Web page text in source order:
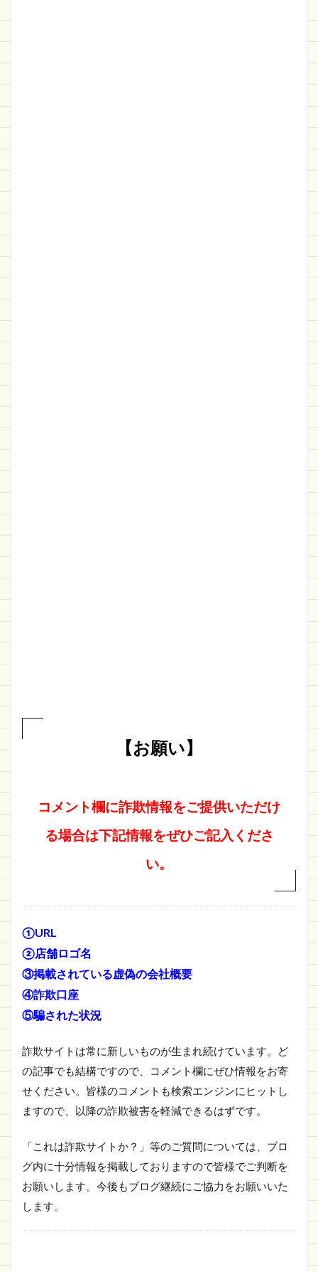
【お願い】
コメント欄に詐欺情報をご提供いただけ
る場合は下記情報をぜひご記入くださ
い。
①URL
②店舗ロゴ名
③掲載されている虚偽の会社概要
④詐欺口座
⑤騙された状況
詐欺サイトは常に新しいものが生まれ続けています。ど
の記事でも結構ですので、コメント欄にぜひ情報をお寄
せください。皆様のコメントも検索エンジンにヒットし
ますので、以降の詐欺被害を軽減できるはずです。
「これは詐欺サイトか？」等のご質問については、ブロ
グ内に十分情報を掲載しておりますので皆様でご判断を
お願いします。今後もブログ継続にご協力をお願いいた
します。